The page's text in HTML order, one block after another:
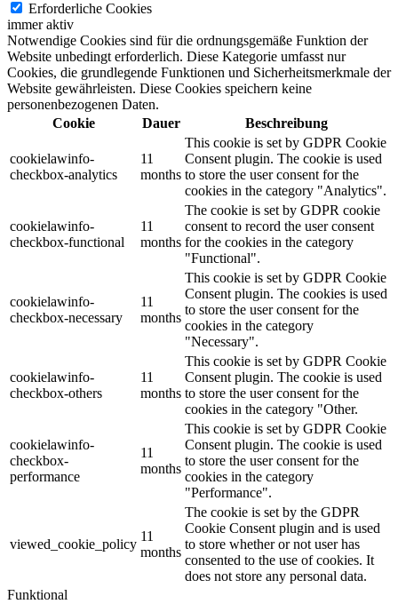
Erforderliche Cookies
immer aktiv
Notwendige Cookies sind für die ordnungsgemäße Funktion der
Website unbedingt erforderlich. Diese Kategorie umfasst nur
Cookies, die grundlegende Funktionen und Sicherheitsmerkmale der
Website gewährleisten. Diese Cookies speichern keine
personenbezogenen Daten.
Cookie
Dauer Beschreibung
cookielawinfo-
checkbox-analytics
11
months
This cookie is set by GDPR Cookie
Consent plugin. The cookie is used
to store the user consent for the
cookies in the category "Analytics".
cookielawinfo-
checkbox-functional
11
months
The cookie is set by GDPR cookie
consent to record the user consent
for the cookies in the category
"Functional".
cookielawinfo-
checkbox-necessary
11
months
This cookie is set by GDPR Cookie
Consent plugin. The cookies is used
to store the user consent for the
cookies in the category
"Necessary".
cookielawinfo-
checkbox-others
11
months
This cookie is set by GDPR Cookie
Consent plugin. The cookie is used
to store the user consent for the
cookies in the category "Other.
cookielawinfo-
checkbox-
performance
11
months
This cookie is set by GDPR Cookie
Consent plugin. The cookie is used
to store the user consent for the
cookies in the category
"Performance".
viewed_cookie_policy
11
months
The cookie is set by the GDPR
Cookie Consent plugin and is used
to store whether or not user has
consented to the use of cookies. It
does not store any personal data.
Funktional